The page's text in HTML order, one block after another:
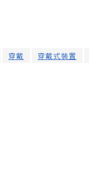
穿戴 穿戴式裝置